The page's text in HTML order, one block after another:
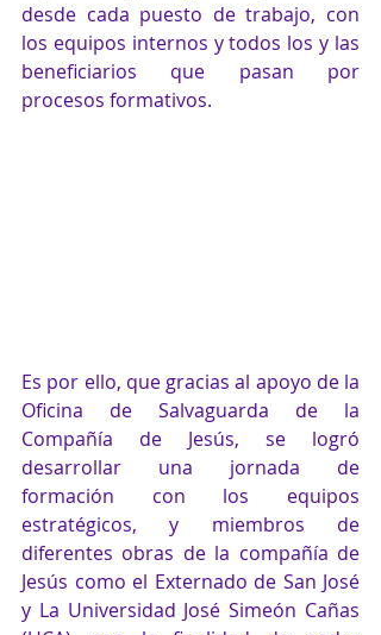
desde cada puesto de trabajo, con
los equipos internos y todos los y las
beneficiarios que pasan por
procesos formativos.
Es por ello, que gracias al apoyo de la
Oficina de Salvaguarda de la
Compañía de Jesús, se logró
desarrollar una jornada de
formación con los equipos
estratégicos, y miembros de
diferentes obras de la compañía de
Jesús como el Externado de San José
y La Universidad José Simeón Cañas